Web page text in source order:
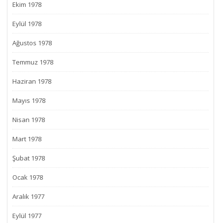
Ekim 1978
Eylül 1978
Ağustos 1978
Temmuz 1978
Haziran 1978
Mayıs 1978
Nisan 1978
Mart 1978
Şubat 1978
Ocak 1978
Aralık 1977
Eylül 1977